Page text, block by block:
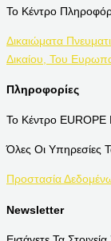
Το Κέντρο
Δικαιώματα
Δικαίου, Του
Πληροφορίες
Το Κέντρο EUROPE
Όλες Οι Υπηρεσίες
Προστασία
Newsletter